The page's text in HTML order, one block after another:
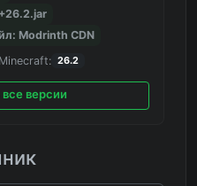
Modrinth CDN
26.2
версии